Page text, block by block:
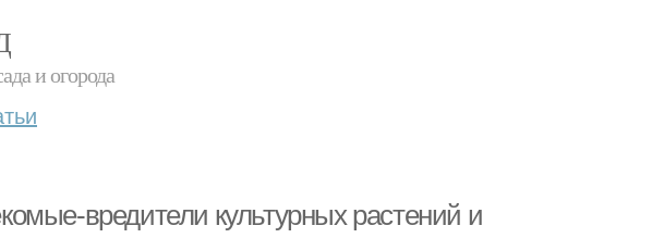
и огорода
вредители культурных растений и